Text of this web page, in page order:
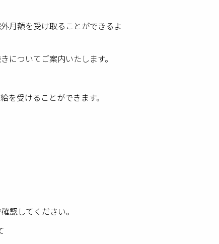
月額を受け取ることができるよ
についてご案内いたします。
受けることができます。
認してください。